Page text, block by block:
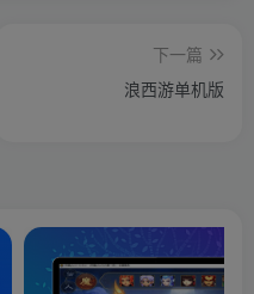
下一篇
浪西游单机版